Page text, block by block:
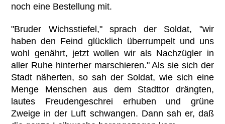
noch eine Bestellung mit.
"Bruder Wichsstiefel," sprach der Soldat, "wir
haben den Feind glücklich überrumpelt und uns
wohl genährt, jetzt wollen wir als Nachzügler in
aller Ruhe hinterher marschieren." Als sie sich der
Stadt näherten, so sah der Soldat, wie sich eine
Menge Menschen aus dem Stadttor drängten,
lautes Freudengeschrei erhuben und grüne
Zweige in der Luft schwangen. Dann sah er, daß